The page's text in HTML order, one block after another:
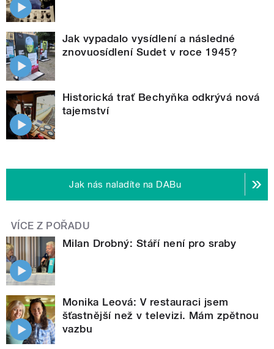
Jak vypadalo vysídlení a následné
znovuosídlení Sudet v roce 1945?
Historická trať Bechyňka odkrývá nová
tajemství
Jak nás naladíte na DABu
VÍCE Z POŘADU
Milan Drobný: Stáří není pro sraby
Monika Leová: V restauraci jsem
šťastnější než v televizi. Mám zpětnou
vazbu